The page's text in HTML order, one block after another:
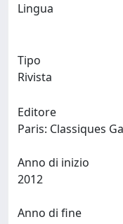
Lingua
Tipo
Rivista
Editore
Anno di inizio
Anno di fine